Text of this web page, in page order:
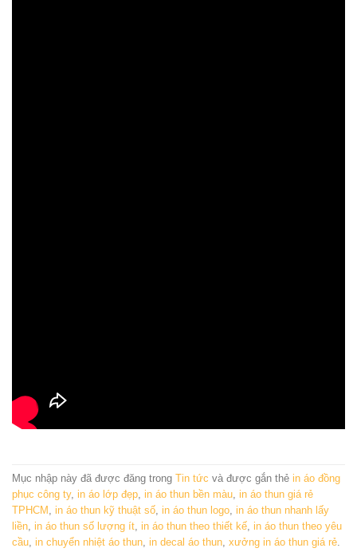
Mục nhập này đã được đăng trong Tin tức và được gắn thẻ in áo đồng
phục công ty, in áo lớp đẹp in áo thun bền màu in áo thun giá rẻ
TPHCM in áo thun kỹ thuật số in áo thun logo in áo thun nhanh lấy
liền in áo thun số lượng ít in áo thun theo thiết kế in áo thun theo yêu
cầu in chuyển nhiệt áo thun in decal áo thun xưởng in áo thun giá rẻ